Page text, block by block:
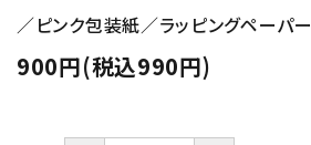
／ピンク包装紙／ラッピングペーパー
900円(税込990円)